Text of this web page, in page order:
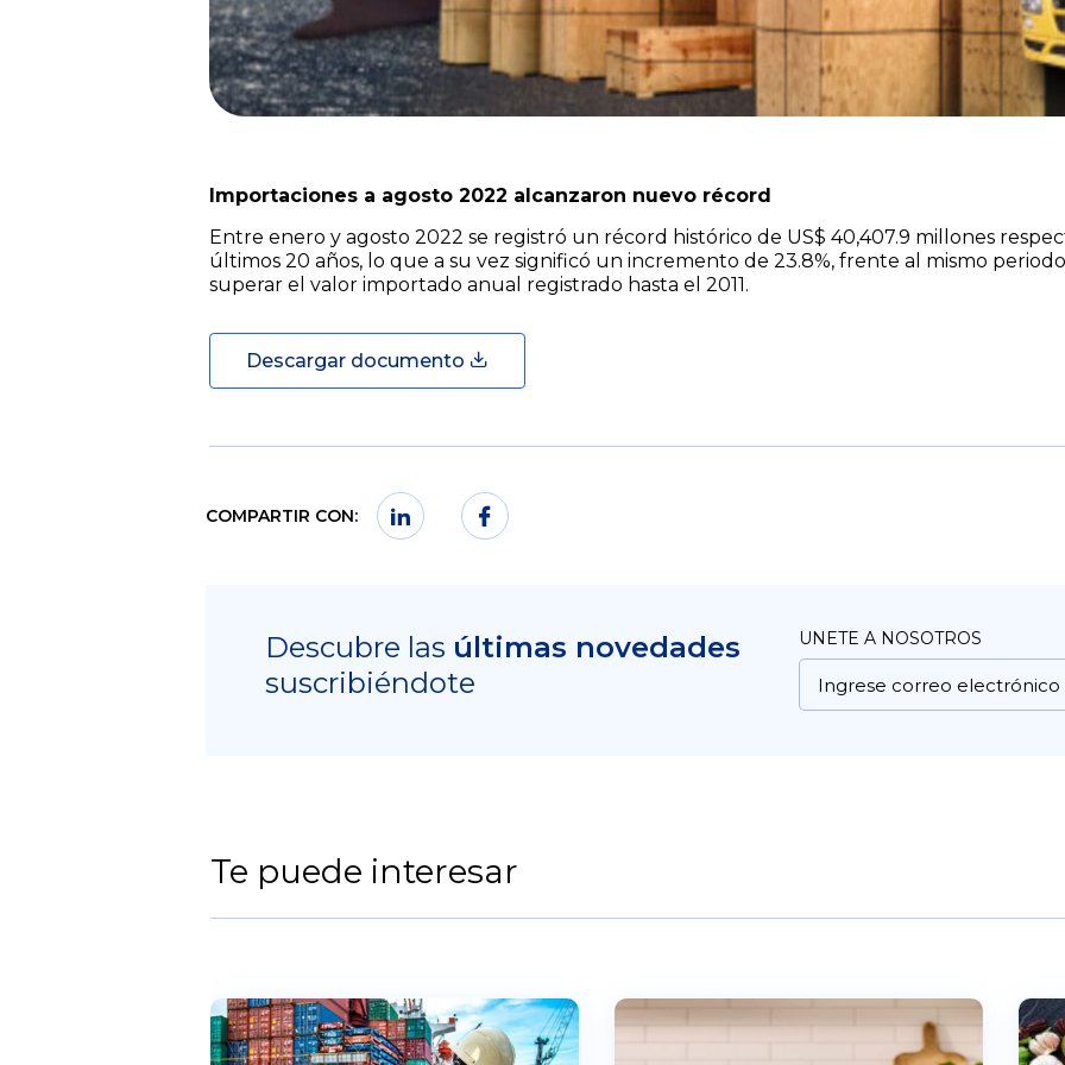
Importaciones a agosto 2022 alcanzaron nuevo récord
Entre enero y agosto 2022 se registró un récord histórico de US$ 40,407.9 millones
últimos 20 años, lo que a su vez significó un incremento de 23.8%, frente al mismo
superar el valor importado anual registrado hasta el 2011.
Descargar documento
COMPARTIR CON:
Descubre las últimas novedades
suscribiéndote
UNETE A NOSOTROS
Te puede interesar